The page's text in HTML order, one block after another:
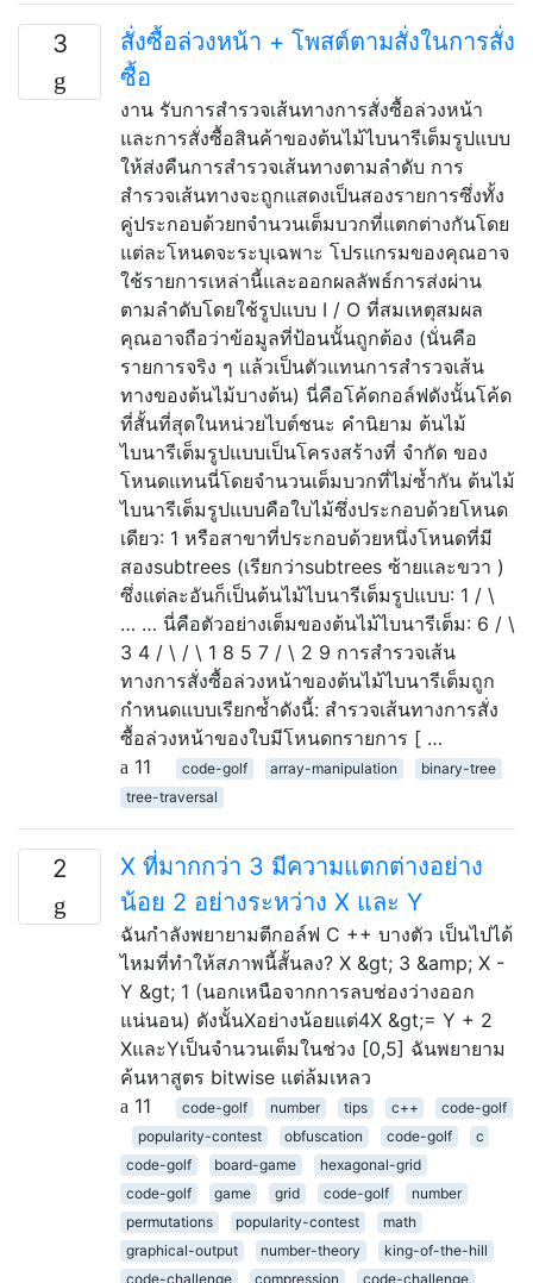
3
สั่งซื้อล่วงหน้า + โพสต์ตามสั่งในการสั่ง
ซื้อ
งาน รับการสำรวจเส้นทางการสั่งซื้อล่วงหน้า
และการสั่งซื้อสินค้าของต้นไม้ไบนารีเต็มรูปแบบ
ให้ส่งคืนการสำรวจเส้นทางตามลำดับ การ
สำรวจเส้นทางจะถูกแสดงเป็นสองรายการซึ่งทั้ง
คู่ประกอบด้วยnจำนวนเต็มบวกที่แตกต่างกันโดย
แต่ละโหนดจะระบุเฉพาะ โปรแกรมของคุณอาจ
ใช้รายการเหล่านี้และออกผลลัพธ์การส่งผ่าน
ตามลำดับโดยใช้รูปแบบ I / O ที่สมเหตุสมผล
คุณอาจถือว่าข้อมูลที่ป้อนนั้นถูกต้อง (นั่นคือ
รายการจริง ๆ แล้วเป็นตัวแทนการสำรวจเส้น
ทางของต้นไม้บางต้น) นี่คือโค้ดกอล์ฟดังนั้นโค้ด
ที่สั้นที่สุดในหน่วยไบต์ชนะ คำนิยาม ต้นไม้
ไบนารีเต็มรูปแบบเป็นโครงสร้างที่ จำกัด ของ
โหนดแทนนี่โดยจำนวนเต็มบวกที่ไม่ซ้ำกัน ต้นไม้
ไบนารีเต็มรูปแบบคือใบไม้ซึ่งประกอบด้วยโหนด
เดียว: 1 หรือสาขาที่ประกอบด้วยหนึ่งโหนดที่มี
สองsubtrees (เรียกว่าsubtrees ซ้ายและขวา )
ซึ่งแต่ละอันก็เป็นต้นไม้ไบนารีเต็มรูปแบบ: 1 / \
… … นี่คือตัวอย่างเต็มของต้นไม้ไบนารีเต็ม: 6 / \
3 4 / \ / \ 1 8 5 7 / \ 2 9 การสำรวจเส้น
ทางการสั่งซื้อล่วงหน้าของต้นไม้ไบนารีเต็มถูก
กำหนดแบบเรียกซ้ำดังนี้: สำรวจเส้นทางการสั่ง
ซื้อล่วงหน้าของใบมีโหนดnรายการ [ …
11
code-golf array-manipulation
binary-tree
tree-traversal
2
X ที่มากกว่า 3 มีความแตกต่างอย่าง
น้อย 2 อย่างระหว่าง X และ Y
ฉันกำลังพยายามตีกอล์ฟ C ++ บางตัว เป็นไปได้
ไหมที่ทำให้สภาพนี้สั้นลง? X &gt; 3 &amp; X -
Y &gt; 1 (นอกเหนือจากการลบช่องว่างออก
แน่นอน) ดังนั้นXอย่างน้อยแต่4X &gt;= Y + 2
XและYเป็นจำนวนเต็มในช่วง [0,5] ฉันพยายาม
ค้นหาสูตร bitwise แต่ล้มเหลว
11
code-golf number tips c++
code-golf
popularity-contest
obfuscation code-golf
c
code-golf
board-game
hexagonal-grid
code-golf
game grid code-golf
number
permutations
popularity-contest
math
graphical-output
number-theory
king-of-the-hill
code-challenge
compression code-challenge